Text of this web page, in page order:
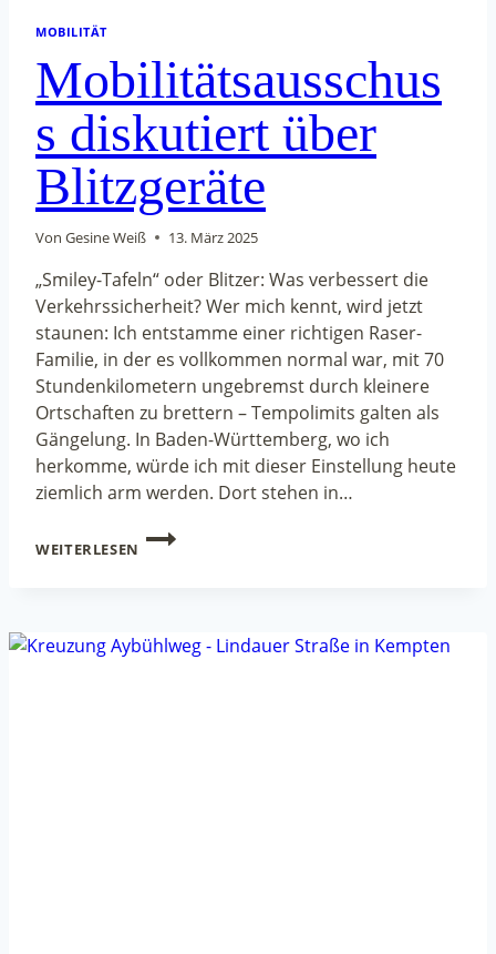
MOBILITÄT
Mobilitätsausschus
s diskutiert über
Blitzgeräte
Von Gesine Weiß 13. März 2025
„Smiley-Tafeln“ oder Blitzer: Was verbessert die
Verkehrssicherheit? Wer mich kennt, wird jetzt
staunen: Ich entstamme einer richtigen Raser-
Familie, in der es vollkommen normal war, mit 70
Stundenkilometern ungebremst durch kleinere
Ortschaften zu brettern – Tempolimits galten als
Gängelung. In Baden-Württemberg, wo ich
herkomme, würde ich mit dieser Einstellung heute
ziemlich arm werden. Dort stehen in…
WEITERLESEN
MOBILITÄTSAUSSCHUSS